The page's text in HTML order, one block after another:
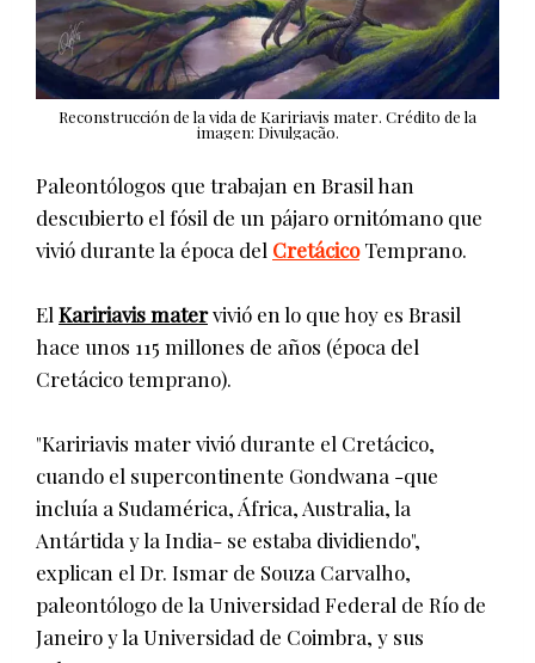
Reconstrucción de la vida de Kaririavis mater. Crédito de la
imagen: Divulgação.
Paleontólogos que trabajan en Brasil han
descubierto el fósil de un pájaro ornitómano que
vivió durante la época del CretácicoTemprano.
El Kaririavis matervivió en lo que hoy es Brasil
hace unos 115 millones de años (época del
Cretácico temprano).
"Kaririavis mater vivió durante el Cretácico,
cuando el supercontinente Gondwana -que
incluía a Sudamérica, África, Australia, la
Antártida y la India- se estaba dividiendo",
explican el Dr. Ismar de Souza Carvalho,
paleontólogo de la Universidad Federal de Río de
Janeiro y la Universidad de Coimbra, y sus